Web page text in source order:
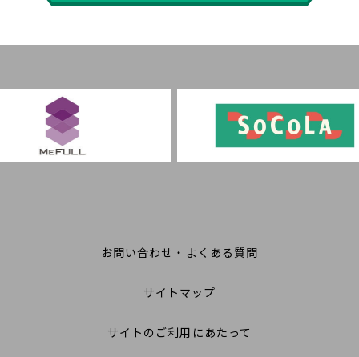
お問い合わせ・よくある質問
サイトマップ
サイトのご利用にあたって